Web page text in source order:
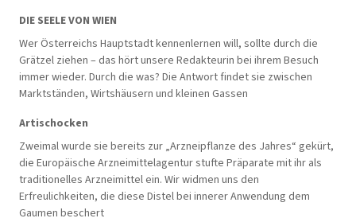
DIE SEELE VON WIEN
Wer Österreichs Hauptstadt kennenlernen will, sollte durch die
Grätzel ziehen – das hört unsere Redakteurin bei ihrem Besuch
immer wieder. Durch die was? Die Antwort findet sie zwischen
Marktständen, Wirtshäusern und kleinen Gassen
Artischocken
Zweimal wurde sie bereits zur „Arzneipflanze des Jahres“ gekürt,
die Europäische Arzneimittelagentur stufte Präparate mit ihr als
traditionelles Arzneimittel ein. Wir widmen uns den
Erfreulichkeiten, die diese Distel bei innerer Anwendung dem
Gaumen beschert